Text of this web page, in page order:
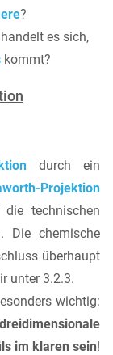
?
handelt es sich,
kommt?
durch ein
Projektion
technischen
Die chemische
überhaupt
unter 3.2.3.
wichtig:
im klaren sein!